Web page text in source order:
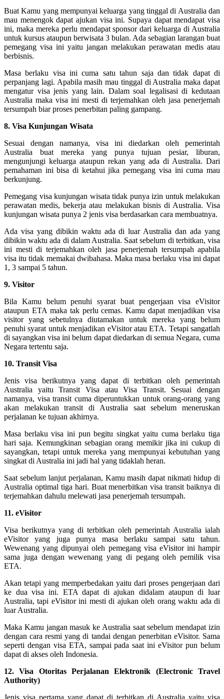
Buat Kamu yang mempunyai keluarga yang tinggal di Australia dan
mau menengok dapat ajukan visa ini. Supaya dapat mendapat visa
ini, maka mereka perlu mendapat sponsor dari keluarga di Australia
untuk kursus ataupun berwisata 3 bulan. Ada sebagian larangan buat
pemegang visa ini yaitu jangan melakukan perawatan medis atau
berbisnis.
Masa berlaku visa ini cuma satu tahun saja dan tidak dapat di
perpanjang lagi. Apabila masih mau tinggal di Australia maka dapat
mengatur visa jenis yang lain. Dalam soal legalisasi di kedutaan
Australia maka visa ini mesti di terjemahkan oleh jasa penerjemah
tersumpah biar proses penerbitan paling gampang.
8. Visa Kunjungan Wisata
Sesuai dengan namanya, visa ini diedarkan oleh pemerintah
Australia buat mereka yang punya tujuan pesiar, liburan,
mengunjungi keluarga ataupun rekan yang ada di Australia. Dari
pemahaman ini bisa di ketahui jika pemegang visa ini cuma mau
berkunjung.
Pemegang visa kunjungan wisata tidak punya izin untuk melakukan
perawatan medis, bekerja atau melakukan bisnis di Australia. Visa
kunjungan wisata punya 2 jenis visa berdasarkan cara membuatnya.
Ada visa yang dibikin waktu ada di luar Australia dan ada yang
dibikin waktu ada di dalam Australia. Saat sebelum di terbitkan, visa
ini mesti di terjemahkan oleh jasa penerjemah tersumpah apabila
visa itu tidak memakai dwibahasa. Maka masa berlaku visa ini dapat
1, 3 sampai 5 tahun.
9. Visitor
Bila Kamu belum penuhi syarat buat pengerjaan visa eVisitor
ataupun ETA maka tak perlu cemas. Kamu dapat menjadikan visa
visitor yang sebetulnya diutamakan untuk mereka yang belum
penuhi syarat untuk menjadikan eVisitor atau ETA. Tetapi sangatlah
di sayangkan visa ini belum dapat diedarkan di semua Negara, cuma
Negara tertentu saja.
10. Transit Visa
Jenis visa berikutnya yang dapat di terbitkan oleh pemerintah
Australia yaitu Transit Visa atau Visa Transit. Sesuai dengan
namanya, visa transit cuma diperuntukkan untuk orang-orang yang
akan melakukan transit di Australia saat sebelum meneruskan
perjalanan ke tujuan akhirnya.
Masa berlaku visa ini pun begitu singkat yaitu cuma berlaku tiga
hari saja. Kemungkinan sebagian orang memikir jika ini cukup di
sayangkan, tetapi untuk mereka yang mempunyai kebutuhan yang
singkat di Australia ini jadi hal yang tidaklah heran.
Saat sebelum lanjut perjalanan, Kamu masih dapat nikmati hidup di
Australia optimal tiga hari. Buat menerbitkan visa transit baiknya di
terjemahkan dahulu melewati jasa penerjemah tersumpah.
11. eVisitor
Visa berikutnya yang di terbitkan oleh pemerintah Australia ialah
eVisitor yang juga punya masa berlaku sampai satu tahun.
Wewenang yang dipunyai oleh pemegang visa eVisitor ini hampir
sama juga dengan wewenang yang di pegang oleh pemilik visa
ETA.
Akan tetapi yang memperbedakan yaitu dari proses pengerjaan dari
ke dua visa ini. ETA dapat di ajukan didalam ataupun di luar
Australia, tapi eVisitor ini mesti di ajukan oleh orang waktu ada di
luar Australia.
Maka Kamu jangan masuk ke Australia saat sebelum mendapat izin
dengan cara resmi yang di tandai dengan penerbitan eVisitor. Sama
seperti dengan visa ETA, sampai pada saat ini eVisitor pun belum
dapat di akses oleh Indonesia.
12. Visa Otoritas Perjalanan Elektronik (Electronic Travel
Authority)
Jenis visa pertama yang dapat di terbitkan di Australia yaitu visa